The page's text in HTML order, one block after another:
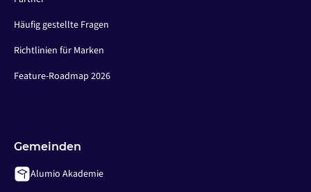
Häufig gestellte Fragen
Richtlinien für Marken
Feature-Roadmap 2026
Gemeinden
Alumio Akademie